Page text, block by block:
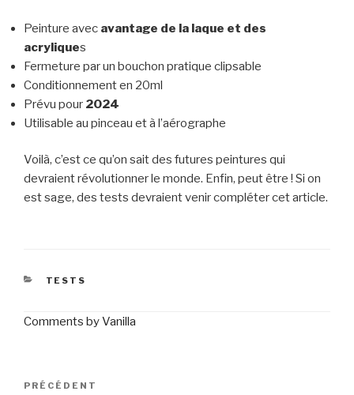
Peinture avec avantage de la laque et des
acryliques
Fermeture par un bouchon pratique clipsable
Conditionnement en 20ml
Prévu pour 2024
Utilisable au pinceau et à l’aérographe
Voilà, c’est ce qu’on sait des futures peintures qui
devraient révolutionner le monde. Enfin, peut être ! Si on
est sage, des tests devraient venir compléter cet article.
CATÉGORIES
TESTS
Comments byVanilla
Navigation
Article
PRÉCÉDENT